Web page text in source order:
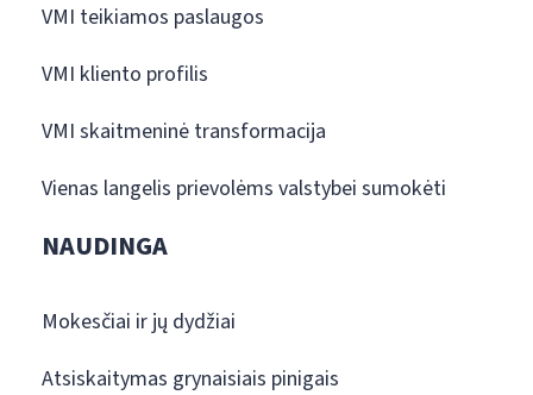
VMI teikiamos paslaugos
VMI kliento profilis
VMI skaitmeninė transformacija
Vienas langelis prievolėms valstybei sumokėti
NAUDINGA
Mokesčiai ir jų dydžiai
Atsiskaitymas grynaisiais pinigais